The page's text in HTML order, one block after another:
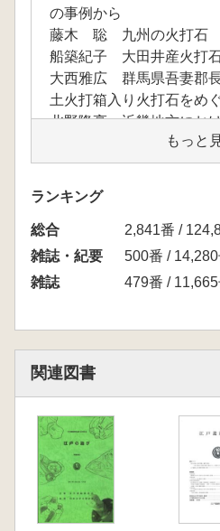
の事例から
藤木 聡 九州の火打石
船築紀子 大田井産火打
大西雅広 群馬県吾妻郡
土火打箱入り火打石をめ
北野隆亮 近畿地方にお
と紀伊半島の様相 研究
おける火打石研究の現状
論文
都築由理子 江戸の大名
漆製品の材質・製作技法
中野光将 発掘調査からみ
本陣屋
もっと
ランキング
総合
2,841番 /
雑誌・紀要
500番 /
雑誌
479番 /
関連図書